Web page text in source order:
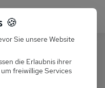
050
Nr 1
🍪
Sie unsere Website
die Erlaubnis ihrer
freiwillige Services